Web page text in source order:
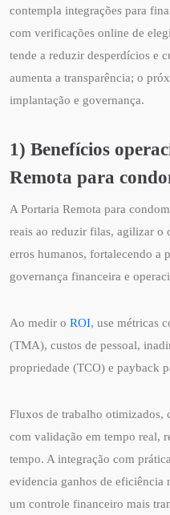
contempla integrações para
com verificações online de
tende a reduzir desperdícios e
aumenta a transparência; o
implantação e governança.
1) Benefícios
Remota para
A Portaria Remota para
reais ao reduzir filas, agilizar o
erros humanos, fortalecendo a
governança financeira e
Ao medir o ROI, use métricas
(TMA), custos de pessoal,
propriedade (TCO) e payback
Fluxos de trabalho otimizados,
com validação em tempo real,
tempo. A integração com
evidencia ganhos de eficiência
um controle financeiro mais